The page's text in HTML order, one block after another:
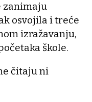
zanimaju
osvojila i treće
izražavanju,
škole.
čitaju ni